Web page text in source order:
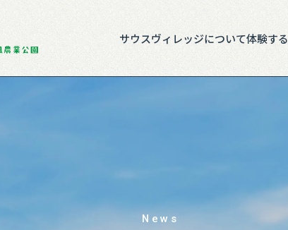
サウスヴィレッジについて体験する
News